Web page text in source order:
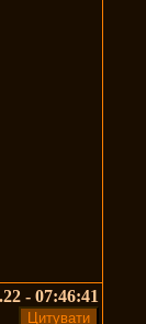
- 07:46:41